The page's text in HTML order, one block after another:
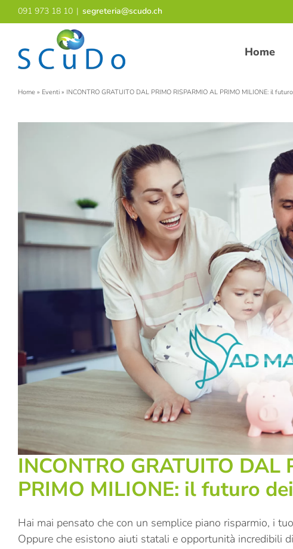
Salta
al
091 973 18 10 | segreteria@scudo.ch
Home
Home » Eventi » INCONTRO GRATUITO DAL PRIMO RISPARMIO AL PRIMO MILIONE: il
INCONTRO GRATUITO DAL
PRIMO MILIONE: il futuro
Hai mai pensato che con un semplice piano risparmio, i
Oppure che esistono aiuti statali e opportunità incredibili